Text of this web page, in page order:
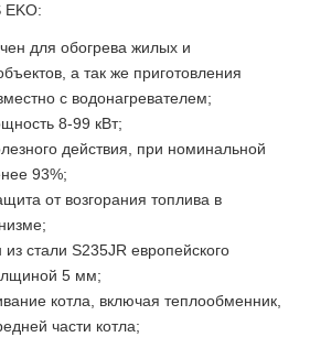
EKO:
для обогрева жилых и
а так же приготовления
с водонагревателем;
8-99 кВт;
действия, при номинальной
93%;
от возгорания топлива в
из стали S235JR европейского
5 мм;
котла, включая теплообменник,
части котла;